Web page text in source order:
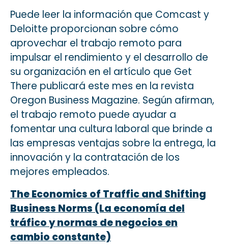
Puede leer la información que Comcast y
Deloitte proporcionan sobre cómo
aprovechar el trabajo remoto para
impulsar el rendimiento y el desarrollo de
su organización en el artículo que Get
There publicará este mes en la revista
Oregon Business Magazine. Según afirman,
el trabajo remoto puede ayudar a
fomentar una cultura laboral que brinde a
las empresas ventajas sobre la entrega, la
innovación y la contratación de los
mejores empleados.
The Economics of Traffic and Shifting
Business Norms (La economía del
tráfico y normas de negocios en
cambio constante)